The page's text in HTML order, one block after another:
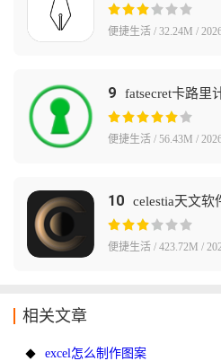
便捷生活 / 32.24M /
9 fatsecret卡路里
便捷生活 / 56.43M /
10 celestia天文软
便捷生活 / 423.72M /
相关文章
excel怎么制作图案